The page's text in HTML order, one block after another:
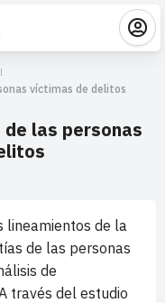
víctimas de delitos
las personas
lineamientos de la
de las personas
de
través del estudio